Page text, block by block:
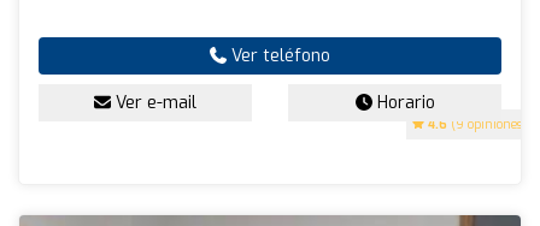
4.6 (9 opiniones)
Ver teléfono
Ver e-mail Horario